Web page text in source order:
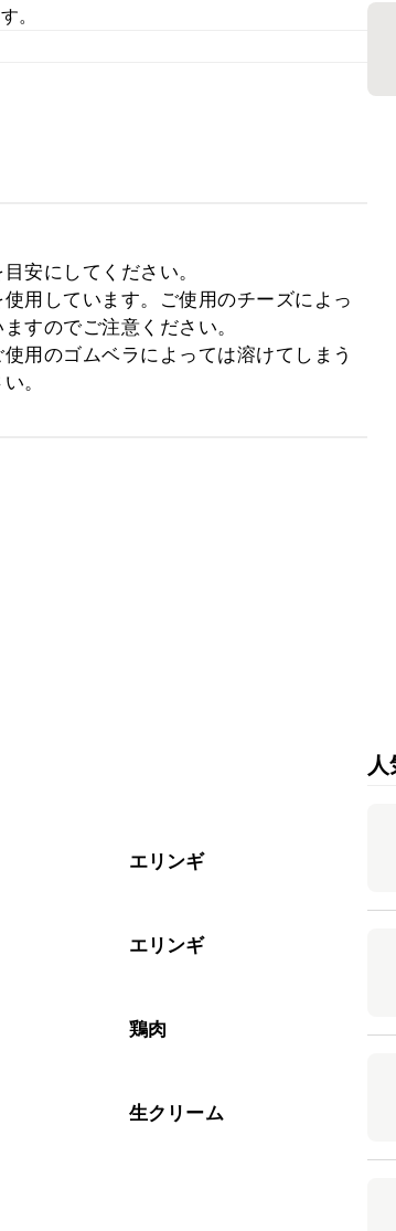
。
安にしてください。
用しています。ご使用のチーズによっ
すのでご注意ください。
用のゴムベラによっては溶けてしまう
。
エリンギ
エリンギ
鶏肉
生クリーム